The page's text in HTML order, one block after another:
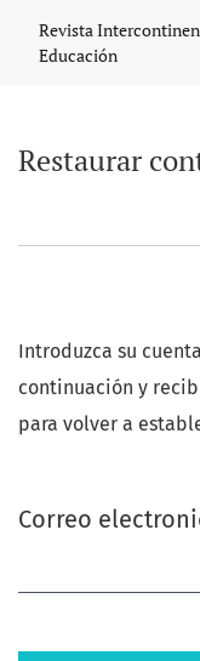
Revista
Educación
Restaurar
Introduzca su
continuación y
para volver a
Correo